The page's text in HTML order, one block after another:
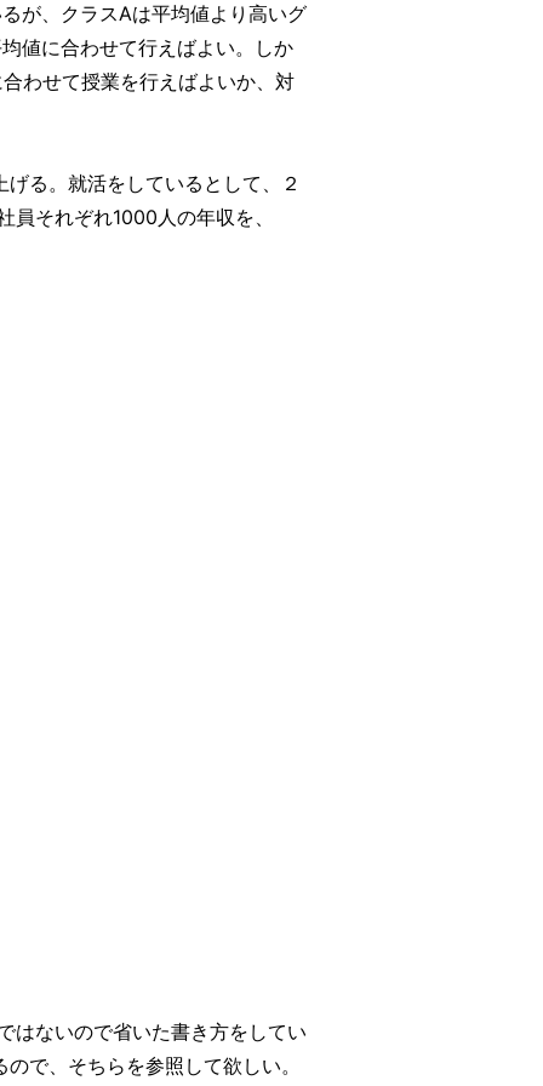
が、クラスAは平均値より高いグ
値に合わせて行えばよい。しか
わせて授業を行えばよいか、対
る。就活をしているとして、２
それぞれ1000人の年収を、
ないので省いた書き方をしてい
で、そちらを参照して欲しい。